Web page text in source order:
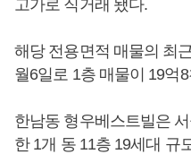
고가로 직거래 됐다.
해당 전용면적 매물의 최
월6일로 1층 매물이 19억
한남동 형우베스트빌은
한 1개 동 11층 19세대 규